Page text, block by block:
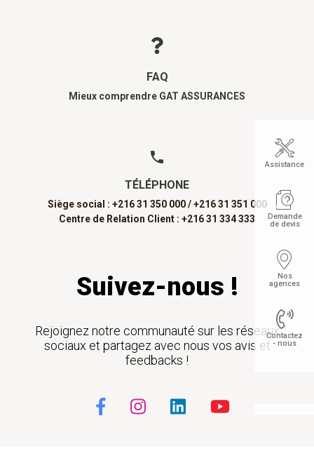
FAQ
Mieux comprendre GAT ASSURANCES
TÉLÉPHONE
Siège social : +216 31 350 000 / +216 31 351 000
Centre de Relation Client : +216 31 334 333
Suivez-nous !
Rejoignez notre communauté sur les réseaux
sociaux et partagez avec nous vos avis et
feedbacks !
Assistance
Demande
de devis
Nos
agences
Contactez
- nous